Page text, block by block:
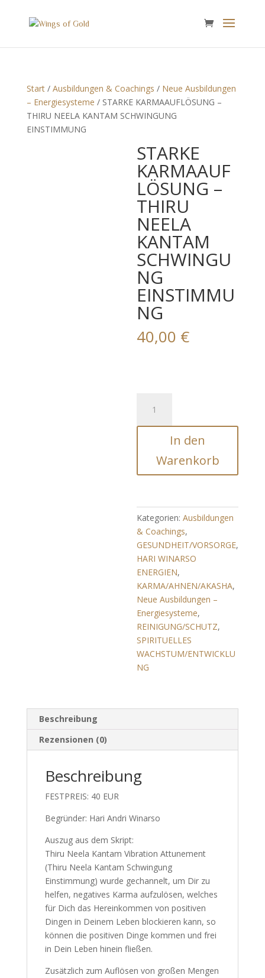
Start/ Ausbildungen & Coachings / Neue Ausbildungen
– Energiesysteme / STARKE KARMAAUFLÖSUNG –
THIRU NEELA KANTAM SCHWINGUNG
EINSTIMMUNG
STARKE
KARMAAUF
LÖSUNG –
THIRU
NEELA
KANTAM
SCHWINGU
NG
EINSTIMMU
NG
40,00 €
KARMAAUFLÖSUNG
-
NEELA
KANTAM
Menge
In den
Warenkorb
Kategorien:Ausbildungen
& Coachings,
GESUNDHEIT/VORSORGE,
HARI WINARSO
ENERGIEN,
KARMA/AHNEN/AKASHA,
Neue Ausbildungen –
Energiesysteme,
REINIGUNG/SCHUTZ,
SPIRITUELLES
WACHSTUM/ENTWICKLU
NG
Beschreibung
Rezensionen (0)
Beschreibung
FESTPREIS: 40 EUR
Begründer: Hari Andri Winarso
Auszug aus dem Skript:
Thiru Neela Kantam Vibration Attunement
(Thiru Neela Kantam Schwingung
Einstimmung) wurde gechannelt, um Dir zu
helfen, negatives Karma aufzulösen, welches
für Dich das Hereinkommen von positiven
Dingen in Deinem Leben blockieren kann, so
können die positiven Dinge kommen und frei
in Dein Leben hinein fließen.
Zusätzlich zum Auflösen von großen Mengen